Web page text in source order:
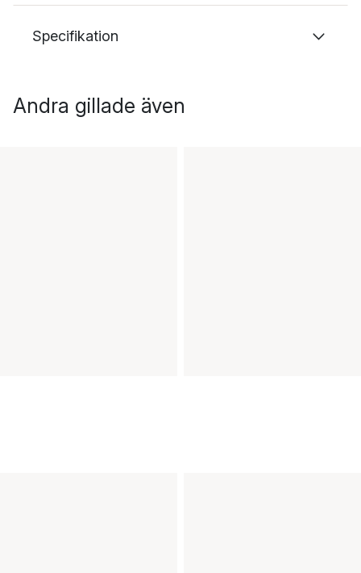
Specifikation
Andra gillade även